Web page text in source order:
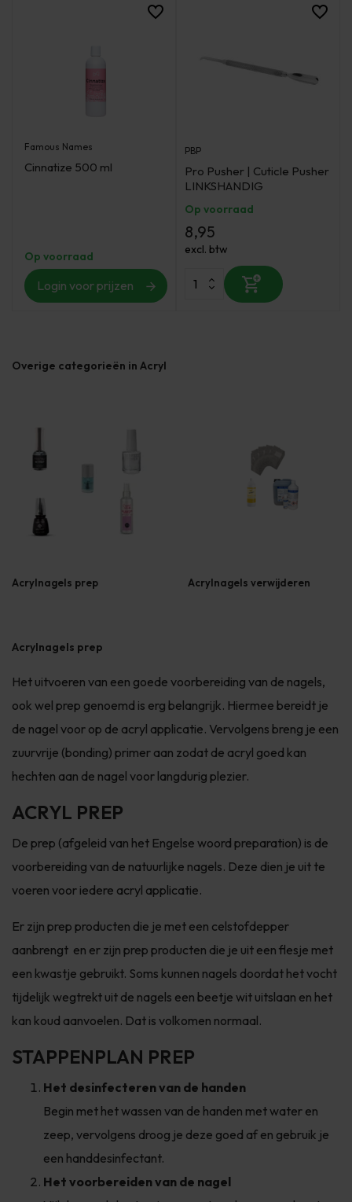
Famous Names
Cinnatize 500 ml
Op voorraad
Login voor prijzen
PBP
Pro Pusher | Cuticle Pusher
LINKSHANDIG
Op voorraad
8,95
excl. btw
Overige categorieën in Acryl
Acrylnagels prep Acrylnagels verwijderen
Acrylnagels prep
Het uitvoeren van een goede voorbereiding van de nagels,
ook wel prep genoemd is erg belangrijk. Hiermee bereidt je
de nagel voor op de acryl applicatie. Vervolgens breng je een
zuurvrije (bonding) primer aan zodat de acryl goed kan
hechten aan de nagel voor langdurig plezier.
ACRYL PREP
De prep (afgeleid van het Engelse woord preparation) is de
voorbereiding van de natuurlijke nagels. Deze dien je uit te
voeren voor iedere acryl applicatie.
Er zijn prep producten die je met een celstofdepper
aanbrengt en er zijn prep producten die je uit een flesje met
een kwastje gebruikt. Soms kunnen nagels doordat het vocht
tijdelijk wegtrekt uit de nagels een beetje wit uitslaan en het
kan koud aanvoelen. Dat is volkomen normaal.
STAPPENPLAN PREP
Het desinfecteren van de handen
Begin met het wassen van de handen met water en
zeep, vervolgens droog je deze goed af en gebruik je
een handdesinfectant.
Het voorbereiden van de nagel